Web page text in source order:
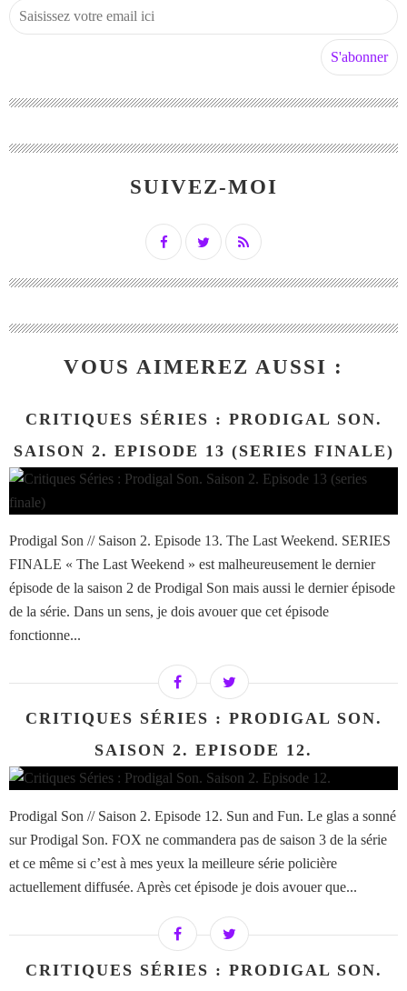
SUIVEZ-MOI
VOUS AIMEREZ AUSSI :
CRITIQUES SÉRIES : PRODIGAL SON.
SAISON 2. EPISODE 13 (SERIES FINALE)
Prodigal Son // Saison 2. Episode 13. The Last Weekend. SERIES
FINALE « The Last Weekend » est malheureusement le dernier
épisode de la saison 2 de Prodigal Son mais aussi le dernier épisode
de la série. Dans un sens, je dois avouer que cet épisode
fonctionne...
CRITIQUES SÉRIES : PRODIGAL SON.
SAISON 2. EPISODE 12.
Prodigal Son // Saison 2. Episode 12. Sun and Fun. Le glas a sonné
sur Prodigal Son. FOX ne commandera pas de saison 3 de la série
et ce même si c’est à mes yeux la meilleure série policière
actuellement diffusée. Après cet épisode je dois avouer que...
CRITIQUES SÉRIES : PRODIGAL SON.